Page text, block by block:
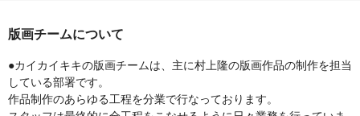
版画チームについて
●カイカイキキの版画チームは、主に村上隆の版画作品の制作を担当
している部署です。
作品制作のあらゆる工程を分業で行なっております。